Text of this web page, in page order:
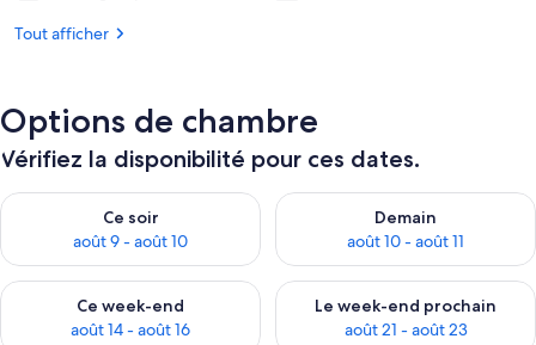
Tout afficher
Options de chambre
Vérifiez la disponibilité pour ces dates.
Ce soir
août 9 - août 10
Vérifier la disponibilité pour ce soir août 9 - août 10
Demain
août 10 - août 11
Vérifier la disponibilité pour
Ce week-end
août 14 - août 16
Vérifier la disponibilité pour ce week-end août 14 - août 16
Le week-end prochain
août 21 - août 23
Vérifier la disponibilité pour